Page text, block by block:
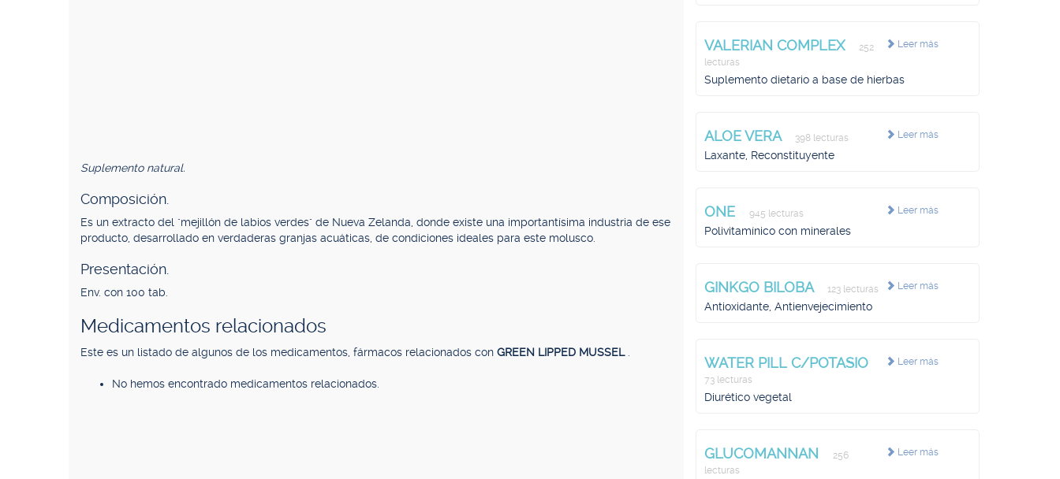
Suplemento natural.
Composición.
Es un extracto del "mejillón de labios verdes" de Nueva Zelanda, donde existe una importantísima industria de ese
producto, desarrollado en verdaderas granjas acuáticas, de condiciones ideales para este molusco.
Presentación.
Env. con 100 tab.
Medicamentos relacionados
Este es un listado de algunos de los medicamentos, fármacos relacionados con GREEN LIPPED MUSSEL
No hemos encontrado medicamentos relacionados.
Leer más
VALERIAN COMPLEX
252
lecturas
Suplemento dietario a base de hierbas
Leer más
ALOE VERA 398 lecturas
Laxante, Reconstituyente
Leer más
ONE 945 lecturas
Polivitamínico con minerales
Leer más
GINKGO BILOBA 123 lecturas
Antioxidante, Antienvejecimiento
Leer más
WATER PILL C/POTASIO
73 lecturas
Diurético vegetal
Leer más
GLUCOMANNAN
256
lecturas